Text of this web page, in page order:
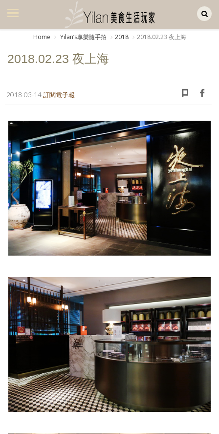
美食集
書房集
日記簿
餐桌週記
享樂隨手拍
照相簿
影音區
歷史區
關於Yilan
個人著作
媒體報導一覽
合作與代言
訂閱電子報
Home Yilanʼs享樂隨手拍 2018 2018.02.23 夜上海
2018.02.23 夜上海
2018-03-14訂閱電子報